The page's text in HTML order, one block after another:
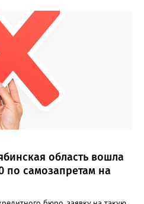
с улыбкой – подойдёт портрет
или нескольких поколений в
несколько городов,
или важными воспоминаниями;
объяснив связь с каждым
согласие с правилами
на сайте проекта. ‍Заявка
модерации стать частью
20 участников обещают
в Москве. Персональную
скачать, сохранить и
отмечают в оргкомитете,
область вошла
по самозапретам на